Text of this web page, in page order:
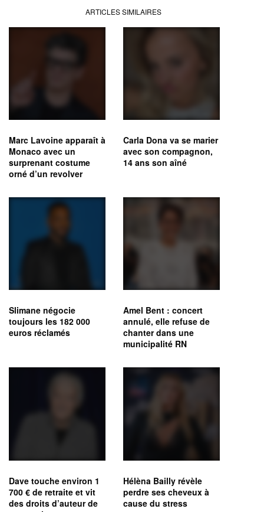
ARTICLES SIMILAIRES
Marc Lavoine apparaît à
Monaco avec un
surprenant costume
orné d’un revolver
Carla Dona va se marier
avec son compagnon,
14 ans son aîné
Slimane négocie
toujours les 182 000
euros réclamés
Amel Bent : concert
annulé, elle refuse de
chanter dans une
municipalité RN
Dave touche environ 1
700 € de retraite et vit
des droits d’auteur de
Hélèna Bailly révèle
perdre ses cheveux à
cause du stress